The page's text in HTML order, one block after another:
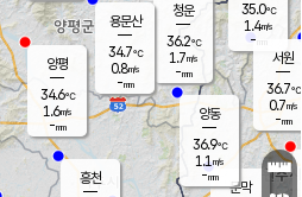
문막
청운
36.2℃
1.7m/s
-mm
양동
36.9℃
1.1m/s
-mm
흥천
35.0℃
1.4m/s
- mm
서원
36.7℃
0.7m/s
-mm
용문산
34.7℃
0.8m/s
-mm
양평
34.6℃
1.6m/s
-mm